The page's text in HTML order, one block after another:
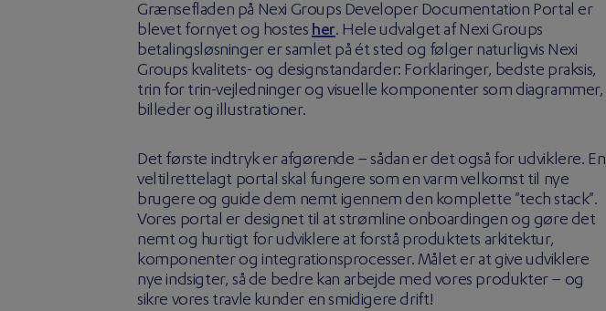
Grænsefladen på Nexi Groups Developer Documentation Portal er
blevet fornyet og hostes her. Hele udvalget af Nexi Groups
betalingsløsninger er samlet på ét sted og følger naturligvis Nexi
Groups kvalitets- og designstandarder: Forklaringer, bedste praksis,
trin for trin-vejledninger og visuelle komponenter som diagrammer,
billeder og illustrationer.
Det første indtryk er afgørende – sådan er det også for udviklere. En
veltilrettelagt portal skal fungere som en varm velkomst til nye
brugere og guide dem nemt igennem den komplette "tech stack".
Vores portal er designet til at strømline onboardingen og gøre det
nemt og hurtigt for udviklere at forstå produktets arkitektur,
komponenter og integrationsprocesser. Målet er at give udviklere
nye indsigter, så de bedre kan arbejde med vores produkter – og
sikre vores travle kunder en smidigere drift!